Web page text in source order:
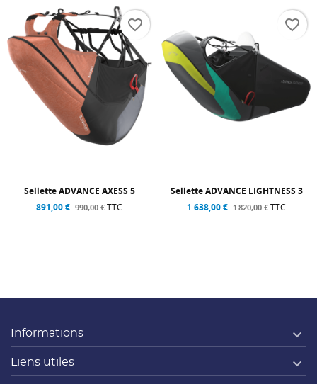
Sellette ADVANCE AXESS 5
891,00 € 990,00 €TTC
favorite_border
Sellette ADVANCE LIGHTNESS 3
1 638,00 € 1 820,00 € TTC
favorite_border
Informations 
Liens utiles 